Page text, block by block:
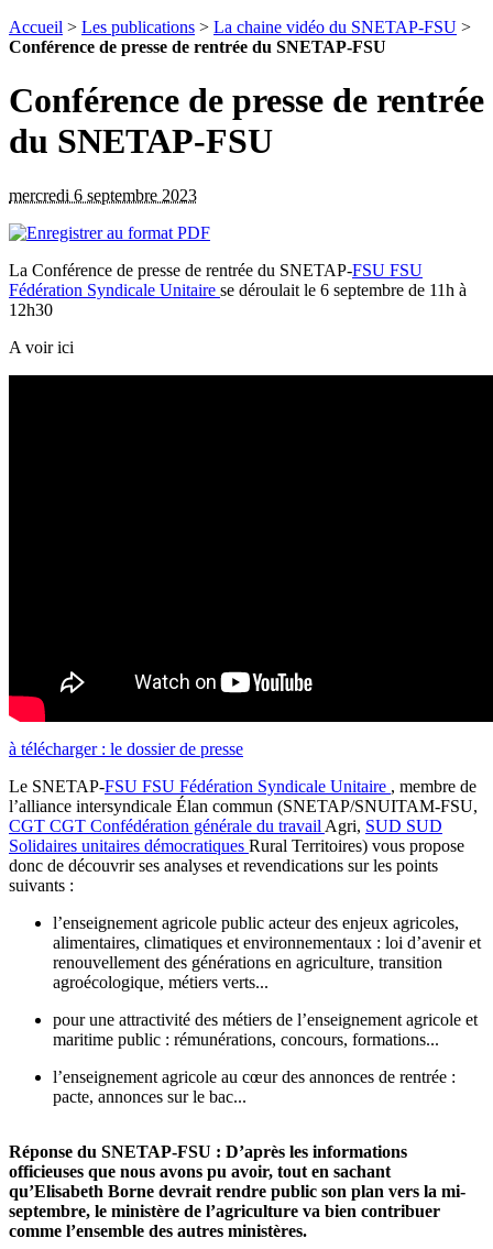
Accueil > Les publications > La chaine vidéo du SNETAP-FSU >
Conférence de presse de rentrée du SNETAP-FSU
Conférence de presse de rentrée
du SNETAP-FSU
mercredi 6 septembre 2023
La Conférence de presse de rentrée du SNETAP-FSU FSU
Fédération Syndicale Unitaire se déroulait le 6 septembre de 11h à
12h30
A voir ici
à télécharger : le dossier de presse
Le SNETAP-FSU FSU Fédération Syndicale Unitaire , membre de
l’alliance intersyndicale Élan commun (SNETAP/SNUITAM-FSU,
CGT CGT Confédération générale du travail Agri, SUD SUD
Solidaires unitaires démocratiques Rural Territoires) vous propose
donc de découvrir ses analyses et revendications sur les points
suivants :
l’enseignement agricole public acteur des enjeux agricoles,
alimentaires, climatiques et environnementaux : loi d’avenir et
renouvellement des générations en agriculture, transition
agroécologique, métiers verts...
pour une attractivité des métiers de l’enseignement agricole et
maritime public : rémunérations, concours, formations...
l’enseignement agricole au cœur des annonces de rentrée :
pacte, annonces sur le bac...
Réponse du SNETAP-FSU : D’après les informations
officieuses que nous avons pu avoir, tout en sachant
qu’Elisabeth Borne devrait rendre public son plan vers la mi-
septembre, le ministère de l’agriculture va bien contribuer
comme l’ensemble des autres ministères.